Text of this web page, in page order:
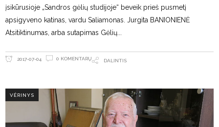
įsikūrusioje „Sandros gėlių studijoje“ beveik prieš pusmetį
apsigyveno katinas, vardu Saliamonas. Jurgita BANIONIENĖ
Atsitiktinumas, arba sutapimas Gėlių
2017-07-04 0 KOMENTARŲ DALINTIS
VĖRINYS